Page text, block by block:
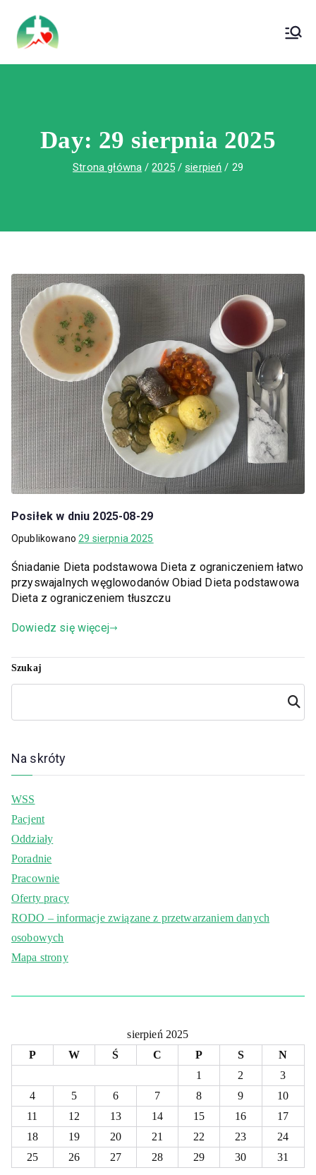
treści
Wojewódzki Szpital Specjalistyczny im.
Św. Rafała w Czerwonej Górze
Day: 29 sierpnia 2025
Strona główna 2025 sierpień 29
Posiłek w dniu 2025-08-29
Opublikowano29 sierpnia 2025
Śniadanie Dieta podstawowa Dieta z ograniczeniem łatwo
przyswajalnych węglowodanów Obiad Dieta podstawowa
Dieta z ograniczeniem tłuszczu
Dowiedz się więcej
Szukaj
Szuka
j
Na skróty
WSS
Pacjent
Oddziały
Poradnie
Pracownie
Oferty pracy
RODO – informacje związane z przetwarzaniem danych
osobowych
Mapa strony
sierpień 2025
P
W Ś C P S
N
1
2
3
4
5 6 7 8 9
10
11
12 13 14 15 16
17
18
19 20 21 22 23
24
25
26 27 28 29 30 31